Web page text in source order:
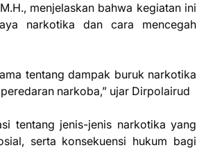
menjelaskan bahwa kegiatan ini
narkotika dan cara mencegah
tentang dampak buruk narkotika
narkoba,” ujar Dirpolairud
tentang jenis-jenis narkotika yang
serta konsekuensi hukum bagi